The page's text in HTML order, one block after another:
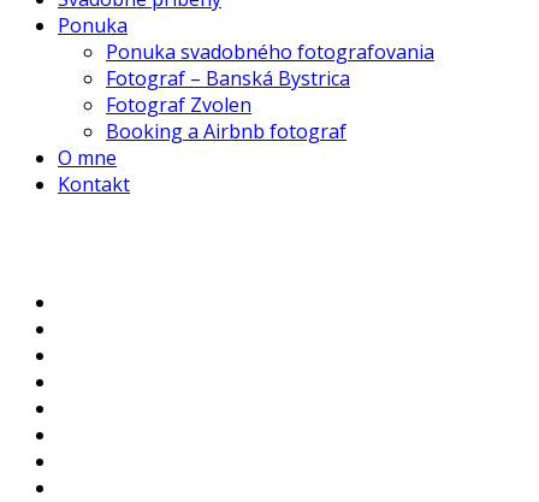
Ponuka
Ponuka svadobného fotografovania
Fotograf – Banská Bystrica
Fotograf Zvolen
Booking a Airbnb fotograf
O mne
Kontakt